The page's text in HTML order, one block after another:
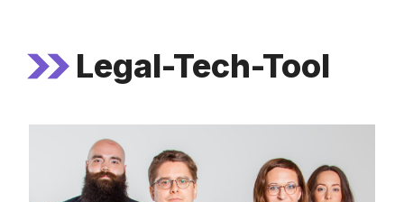
Legal-Tech-Tool